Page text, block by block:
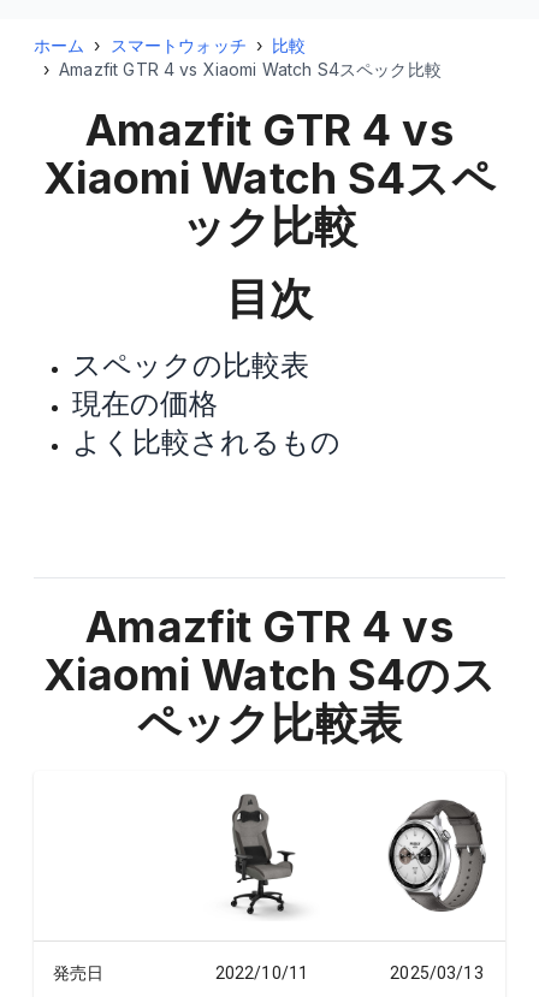
ホーム › スマートウォッチ › 比較
› Amazfit GTR 4 vs Xiaomi Watch S4スペック比較
Amazfit GTR 4 vs
Xiaomi Watch S4スペ
ック比較
目次
スペックの比較表
現在の価格
よく比較されるもの
Amazfit GTR 4 vs
Xiaomi Watch S4のス
ペック比較表
発売日 2022/10/11 2025/03/13